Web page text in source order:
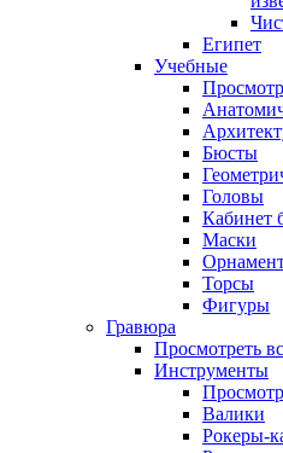
Египет
Учебные
Бюсты
Головы
Кабинет
Маски
Торсы
Фигуры
Гравюра
Просмотреть
Инструменты
Валики
Рокеры-